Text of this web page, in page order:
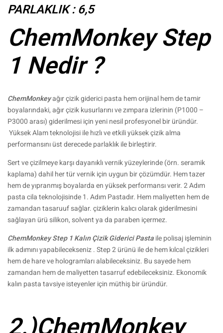
PARLAKLIK : 6,5
ChemMonkey Step
1 Nedir ?
ChemMonkeyağır çizik giderici pasta hem orijinal hem de tamir
boyalarındaki, ağır çizik kusurlarını ve zımpara izlerinin (P1000 –
P3000 arası) giderilmesi için yeni nesil profesyonel bir üründür.
Yüksek Alam teknolojisi ile hızlı ve etkili yüksek çizik alma
performansını üst derecede parlaklık ile birleştirir.
Sert ve çizilmeye karşı dayanıklı vernik yüzeylerinde (örn. seramik
kaplama) dahil her tür vernik için uygun bir çözümdür. Hem tazer
hem de yıpranmış boyalarda en yüksek performansı verir. 2 Adım
pasta cila teknolojisinde 1. Adım Pastadır. Hem maliyetten hem de
zamandan tasaruuf sağlar. çiziklerin kalıcı olarak giderilmesini
sağlayan ürü silikon, solvent ya da paraben içermez.
ChemMonkey Step 1 Kalın Çizik Giderici Pastaile polisaj işleminin
ilk adımını yapabilecekseniz . Step 2 ürünü ile de hem kılcal çizikleri
hem de hare ve hologramları alabileceksiniz. Bu sayede hem
zamandan hem de maliyetten tasarruf edebileceksiniz. Ekonomik
kalın pasta tavsiye isteyenler için müthiş bir üründür.